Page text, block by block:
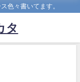
色々書いてます。
タ